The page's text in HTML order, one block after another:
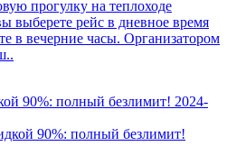
прогулку на теплоходе
выберете рейс в дневное время
в вечерние часы. Организатором
90%: полный безлимит! 2024-